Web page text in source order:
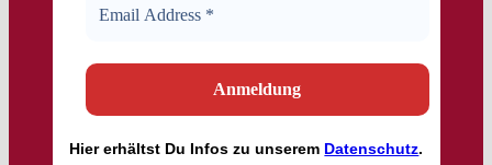
Hiererhältst Du Infos zu unserem Datenschutz.